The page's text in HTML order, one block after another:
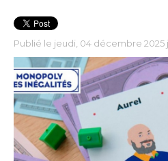
Publié le jeudi, 04 décembre